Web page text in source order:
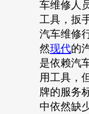
车维修人
工具，扳
汽车维修
然现代的
是依赖汽
用工具，
牌的服务
中依然缺